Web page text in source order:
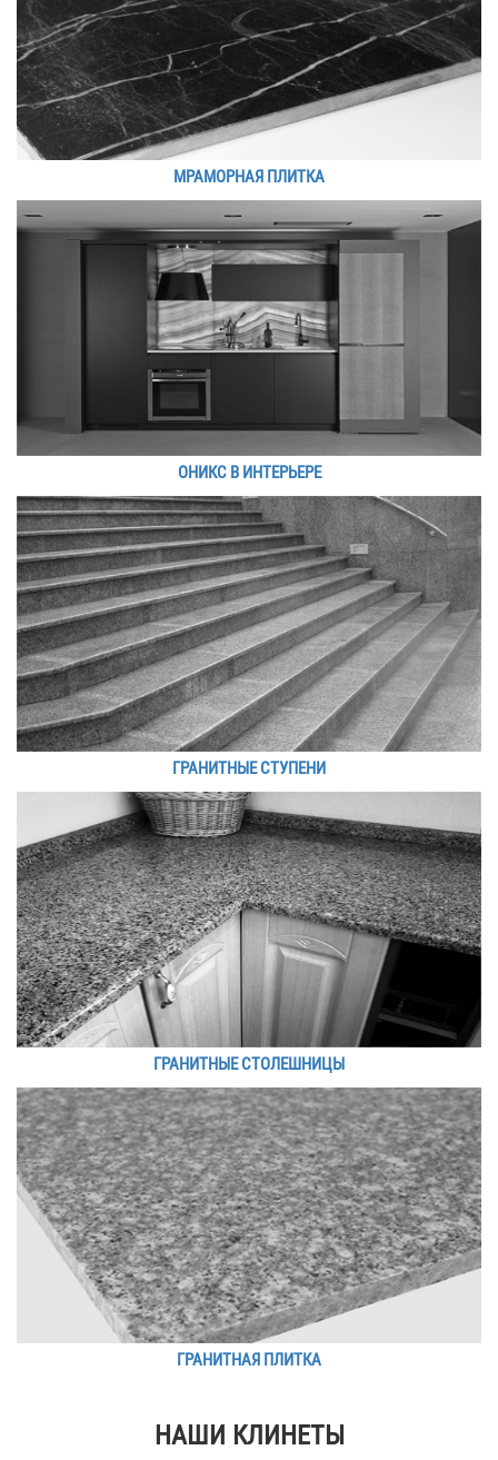
МРАМОРНАЯ ПЛИТКА
ОНИКС В ИНТЕРЬЕРЕ
ГРАНИТНЫЕ СТУПЕНИ
ГРАНИТНЫЕ СТОЛЕШНИЦЫ
ГРАНИТНАЯ ПЛИТКА
НАШИ КЛИНЕТЫ